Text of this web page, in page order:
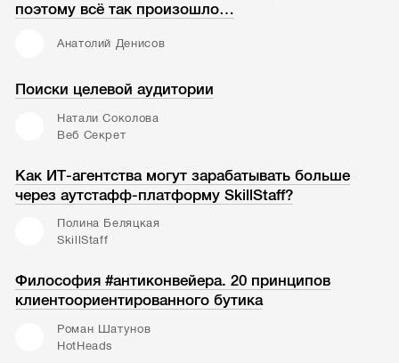
поэтому всё так произошло…
Анатолий Денисов
Поиски целевой аудитории
Натали Соколова
Веб Секрет
Как ИТ-агентства могут зарабатывать больше
через аутстафф-платформу SkillStaff?
Полина Беляцкая
SkillStaff
Философия #антиконвейера. 20 принципов
клиентоориентированного бутика
Роман Шатунов
HotHeads